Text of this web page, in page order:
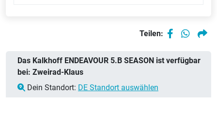
Teilen:
Das Kalkhoff ENDEAVOUR 5.B SEASON ist verfügbar
bei: Zweirad-Klaus
Dein Standort: DE Standort auswählen